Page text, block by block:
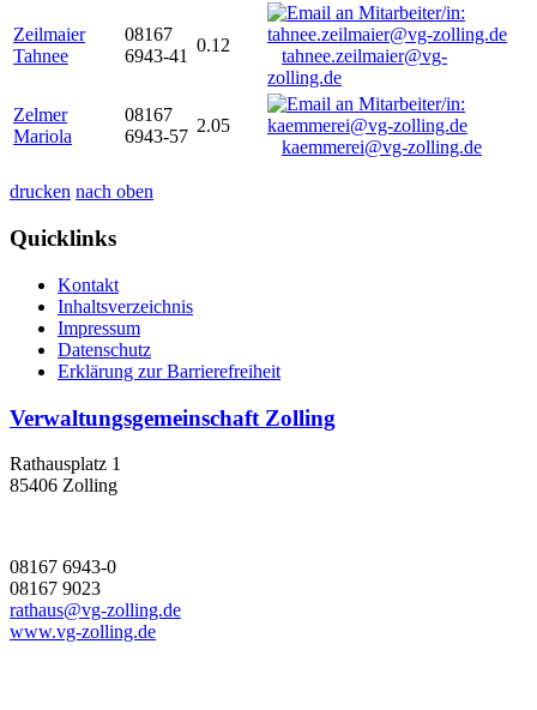
Zeilmaier
Tahnee
08167
6943-41
0.12
tahnee.zeilmaier@vg-
zolling.de
Zelmer
Mariola
08167
6943-57
2.05
kaemmerei@vg-zolling.de
drucken nach oben
Quicklinks
Kontakt
Inhaltsverzeichnis
Impressum
Datenschutz
Erklärung zur Barrierefreiheit
Verwaltungsgemeinschaft Zolling
Rathausplatz 1
85406 Zolling
08167 6943-0
08167 9023
rathaus@vg-zolling.de
www.vg-zolling.de